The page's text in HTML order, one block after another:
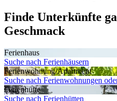
Finde Unterkünfte
Geschmack
Ferienhaus
Suche nach Ferienhäusern
Ferienwohnung/Apartment
Suche nach Ferienwohnungen
Ferienhütte
Suche nach Ferienhütten